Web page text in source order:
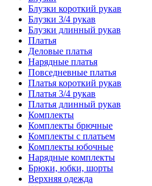
Блузки короткий рукав
Блузки 3/4 рукав
Блузки длинный рукав
Платья
Деловые платья
Нарядные платья
Повседневные платья
Платья короткий рукав
Платья 3/4 рукав
Платья длинный рукав
Комплекты
Комплекты брючные
Комплекты с платьем
Комплекты юбочные
Нарядные комплекты
Брюки, юбки, шорты
Верхняя одежда